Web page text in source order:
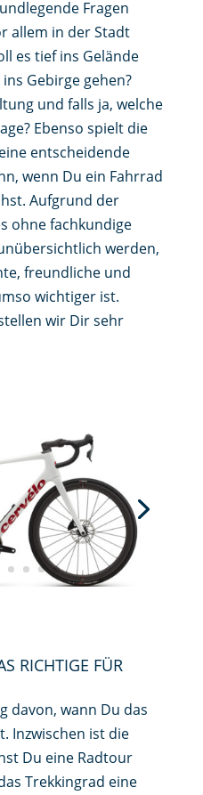
Fragen
allem in der Stadt
es tief ins Gelände
Gebirge gehen?
und falls ja, welche
Ebenso spielt die
entscheidende
wenn Du ein Fahrrad
Aufgrund der
ohne fachkundige
werden,
freundliche und
wichtiger ist.
wir Dir sehr
RICHTIGE FÜR
davon, wann Du das
Inzwischen ist die
Du eine Radtour
Trekkingrad eine